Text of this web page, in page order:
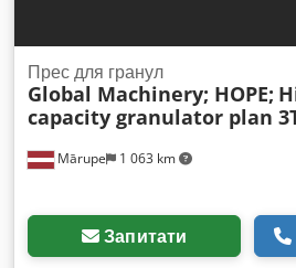
Mārupe 1 063 km
Прес для гранул
Global Machinery; HOPE;
capacity granulator plan
Запитати